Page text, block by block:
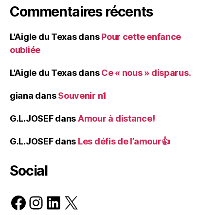
Commentaires récents
L'Aigle du TexasdansPour cette enfance
oubliée
L'Aigle du TexasdansCe « nous » disparus.
giana dansSouvenir n1
G.L.JOSEFdansAmour à distance!
G.L.JOSEFdans Les défis de l’amour👍
Social
Facebook
Instagram
LinkedIn
X